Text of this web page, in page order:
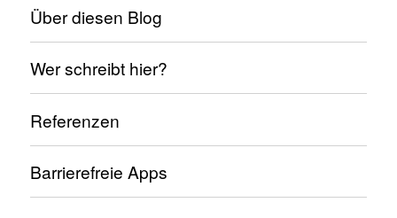
Über diesen Blog
Wer schreibt hier?
Referenzen
Barrierefreie Apps